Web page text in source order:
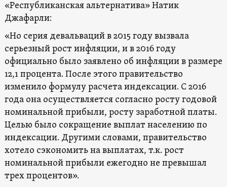
«Республиканская альтернатива» Натик
Джафарли:
«Но серия девальваций в 2015 году вызвала
серьезный рост инфляции, и в 2016 году
официально было заявлено об инфляции в размере
12,1 процента. После этого правительство
изменило формулу расчета индексации. С 2016
года она осуществляется согласно росту годовой
номинальной прибыли, росту заработной платы.
Целью было сокращение выплат населению по
индексации. Другими словами, правительство
хотело сэкономить на выплатах, т.к. рост
номинальной прибыли ежегодно не превышал
трех процентов».